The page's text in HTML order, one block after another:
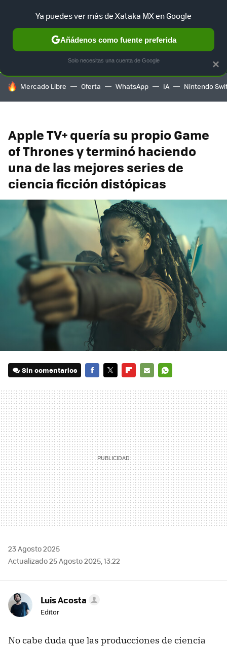
SELECCIÓN GAMING HOME AUTO TERRITORIO
HOY SE HABLA DE
Mercado Libre Oferta WhatsApp IA Nintendo
Apple TV+ quería su propio Game
of Thrones y terminó haciendo
una de las mejores series de
ciencia ficción distópicas
Sin comentarios
MAIL
23 Agosto 2025
Actualizado 25 Agosto 2025, 13:22
Luis Acosta
Editor
No cabe duda que las producciones de ciencia
×
Ya puedes ver más de Xataka MX en Google
Añádenos como fuente preferida
Solo necesitas una cuenta de Google